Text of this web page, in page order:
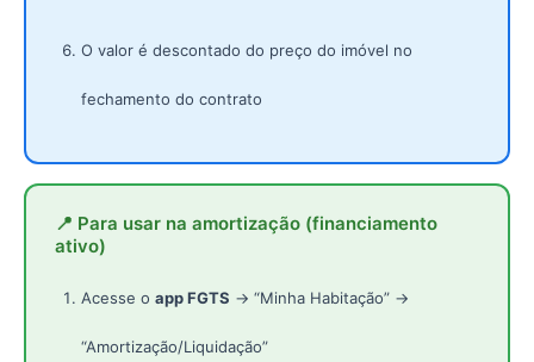
O valor é descontado do preço do imóvel no
fechamento do contrato
📍 Para usar na amortização (financiamento
ativo)
Acesse o app FGTS → “Minha Habitação” →
“Amortização/Liquidação”